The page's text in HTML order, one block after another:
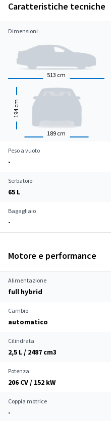
Caratteristiche tecniche
Dimensioni
513 cm
189 cm
194
cm
Peso a vuoto
-
Serbatoio
65 L
Bagagliaio
-
Motore e performance
Alimentazione
full hybrid
Cambio
automatico
Cilindrata
2,5 L / 2487 cm3
Potenza
206 CV / 152 kW
Coppia motrice
-